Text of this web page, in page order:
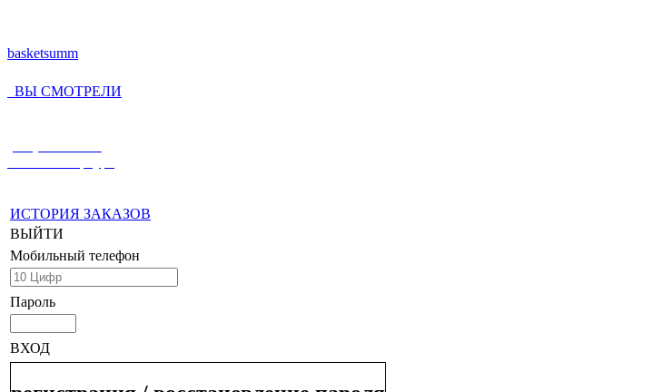
basketsumm
ВЫ СМОТРЕЛИ
ИСТОРИЯ ЗАКАЗОВ
ВЫЙТИ
Мобильный телефон
Пароль
ВХОД